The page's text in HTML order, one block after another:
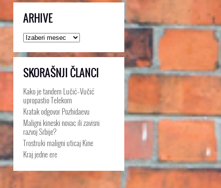
ARHIVE
Arhive
SKORAŠNJI ČLANCI
Kako je tandem Lučić–Vučić
upropastio Telekom
Kratak odgovor Pozhidaevu
Maligni kineski novac ili zavisni
razvoj Srbije?
Trostruki maligni uticaj Kine
Kraj jedne ere